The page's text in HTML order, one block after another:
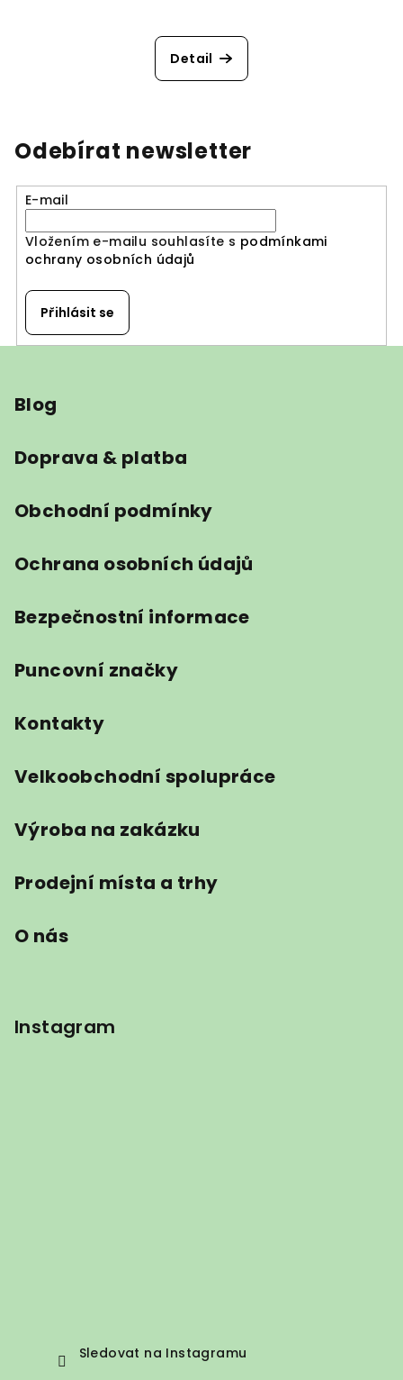
Detail
Odebírat newsletter
E-mail
Vložením e-mailu souhlasíte s podmínkami
ochrany osobních údajů
Přihlásit se
Blog
Doprava & platba
Obchodní podmínky
Ochrana osobních údajů
Bezpečnostní informace
Puncovní značky
Kontakty
Velkoobchodní spolupráce
Výroba na zakázku
Prodejní místa a trhy
O nás
Instagram
Sledovat na Instagramu